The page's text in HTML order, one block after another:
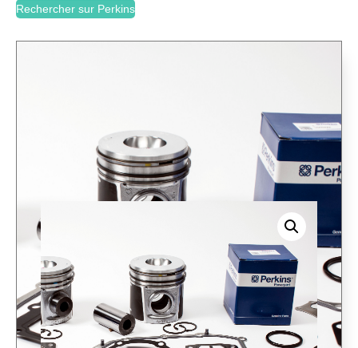
Rechercher sur Perkins